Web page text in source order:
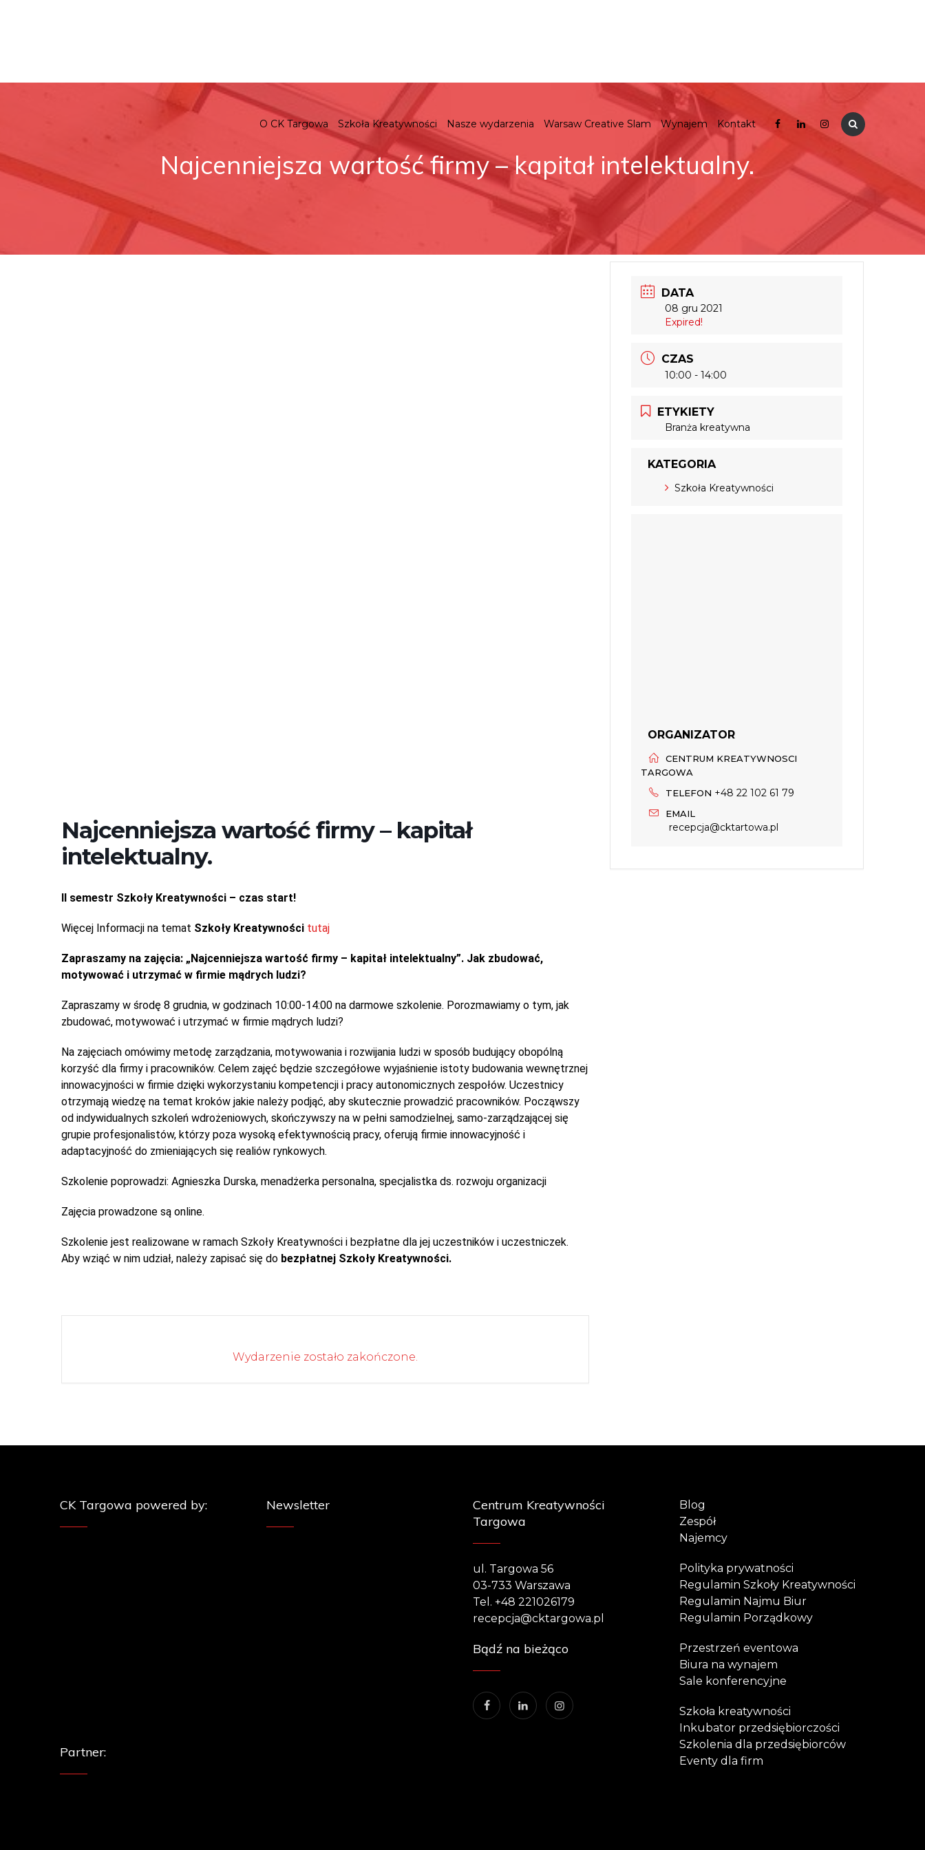
O CK Targowa Szkoła Kreatywności Nasze wydarzenia Warsaw Creative Slam Wynajem Kontakt
Najcenniejsza wartość firmy – kapitał intelektualny.
Najcenniejsza wartość firmy – kapitał
intelektualny.
II semestr Szkoły Kreatywności – czas start!
Więcej Informacji na temat Szkoły Kreatywności tutaj
Zapraszamy na zajęcia: „Najcenniejsza wartość firmy – kapitał intelektualny”. Jak zbudować,
motywować i utrzymać w firmie mądrych ludzi?
Zapraszamy w środę 8 grudnia, w godzinach 10:00-14:00 na darmowe szkolenie. Porozmawiamy o tym, jak
zbudować, motywować i utrzymać w firmie mądrych ludzi?
Na zajęciach omówimy metodę zarządzania, motywowania i rozwijania ludzi w sposób budujący obopólną
korzyść dla firmy i pracowników. Celem zajęć będzie szczegółowe wyjaśnienie istoty budowania wewnętrznej
innowacyjności w firmie dzięki wykorzystaniu kompetencji i pracy autonomicznych zespołów. Uczestnicy
otrzymają wiedzę na temat kroków jakie należy podjąć, aby skutecznie prowadzić pracowników. Począwszy
od indywidualnych szkoleń wdrożeniowych, skończywszy na w pełni samodzielnej, samo-zarządzającej się
grupie profesjonalistów, którzy poza wysoką efektywnością pracy, oferują firmie innowacyjność i
adaptacyjność do zmieniających się realiów rynkowych.
Szkolenie poprowadzi: Agnieszka Durska, menadżerka personalna, specjalistka ds. rozwoju organizacji
Zajęcia prowadzone są online.
Szkolenie jest realizowane w ramach Szkoły Kreatywności i bezpłatne dla jej uczestników i uczestniczek.
Aby wziąć w nim udział, należy zapisać się do bezpłatnej Szkoły Kreatywności.
Wydarzenie zostało zakończone.
DATA
08 gru 2021
Expired!
CZAS
10:00 - 14:00
ETYKIETY
Branża kreatywna
KATEGORIA
Szkoła Kreatywności
ORGANIZATOR
CENTRUM KREATYWNOSCI
TARGOWA
TELEFON +48 22 102 61 79
EMAIL
recepcja@cktartowa.pl
CK Targowa powered by:
Partner:
Newsletter
Centrum Kreatywności
Targowa
ul. Targowa 56
03-733 Warszawa
Tel. +48 221026179
recepcja@cktargowa.pl
Bądź na bieżąco
Blog
Zespół
Najemcy
Polityka prywatności
Regulamin Szkoły Kreatywności
Regulamin Najmu Biur
Regulamin Porządkowy
Przestrzeń eventowa
Biura na wynajem
Sale konferencyjne
Szkoła kreatywności
Inkubator przedsiębiorczości
Szkolenia dla przedsiębiorców
Eventy dla firm